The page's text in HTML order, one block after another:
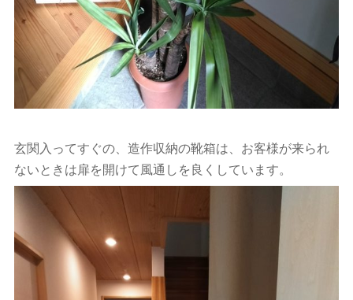
玄関入ってすぐの、造作収納の靴箱は、お客様が来られ
ないときは扉を開けて風通しを良くしています。